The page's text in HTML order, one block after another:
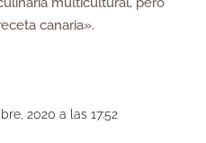
canaria».
2020 a las 17:52